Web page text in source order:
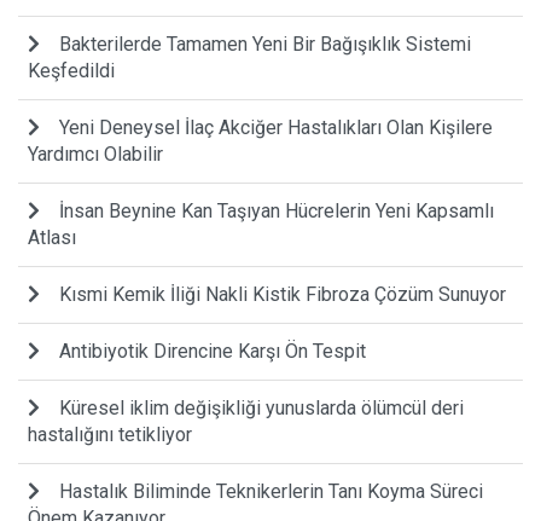
Bakterilerde Tamamen Yeni Bir Bağışıklık Sistemi
Keşfedildi
Yeni Deneysel İlaç Akciğer Hastalıkları Olan Kişilere
Yardımcı Olabilir
İnsan Beynine Kan Taşıyan Hücrelerin Yeni Kapsamlı
Atlası
Kısmi Kemik İliği Nakli Kistik Fibroza Çözüm Sunuyor
Antibiyotik Direncine Karşı Ön Tespit
Küresel iklim değişikliği yunuslarda ölümcül deri
hastalığını tetikliyor
Hastalık Biliminde Teknikerlerin Tanı Koyma Süreci